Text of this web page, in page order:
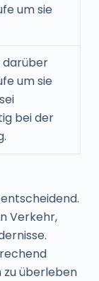
um sie
darüber
um sie
bei der
Verkehr,
zu überleben